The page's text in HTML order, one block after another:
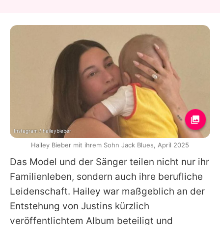
Das Model und der Sänger teilen nicht nur ihr
Familienleben, sondern auch ihre berufliche
Leidenschaft. Hailey war maßgeblich an der
Entstehung von Justins kürzlich
veröffentlichtem Album beteiligt und
Instagram / haileybieber
Hailey Bieber mit ihrem Sohn Jack Blues, April 2025